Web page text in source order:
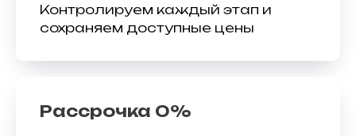
Контролируем каждый этап и
сохраняем доступные цены
Рассрочка 0%